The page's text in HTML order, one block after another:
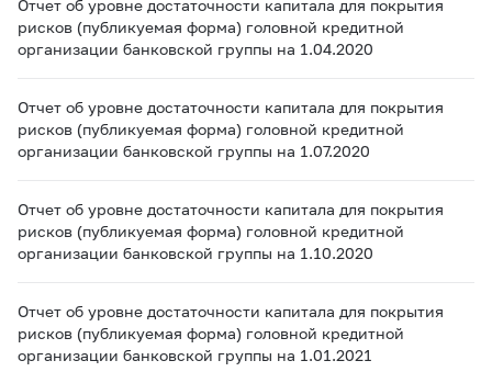
Отчет об уровне достаточности капитала для покрытия
рисков (публикуемая форма) головной кредитной
организации банковской группы на 1.04.2020
Отчет об уровне достаточности капитала для покрытия
рисков (публикуемая форма) головной кредитной
организации банковской группы на 1.07.2020
Отчет об уровне достаточности капитала для покрытия
рисков (публикуемая форма) головной кредитной
организации банковской группы на 1.10.2020
Отчет об уровне достаточности капитала для покрытия
рисков (публикуемая форма) головной кредитной
организации банковской группы на 1.01.2021